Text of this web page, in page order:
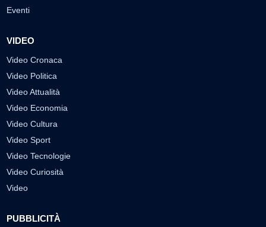
Eventi
VIDEO
Video Cronaca
Video Politica
Video Attualità
Video Economia
Video Cultura
Video Sport
Video Tecnologie
Video Curiosità
Video
PUBBLICITÀ